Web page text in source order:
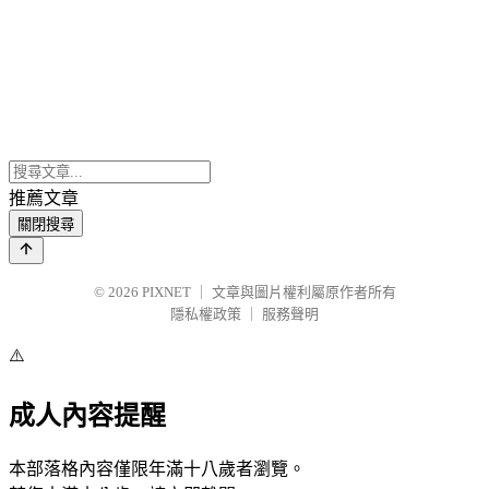
推薦文章
關閉搜尋
© 2026 PIXNET
文章與圖片權利屬原作者所有
隱私權政策
服務聲明
⚠️
成人內容提醒
本部落格內容僅限年滿十八歲者瀏覽。